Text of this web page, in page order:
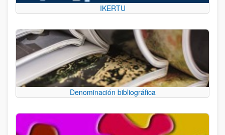
IKERTU
Denominación bibliográfica